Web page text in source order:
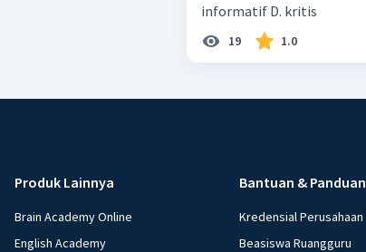
informatif D. kritis
19 1.0
Produk Lainnya
Brain Academy Online
English Academy
Bantuan & Panduan
Kredensial Perusahaan
Beasiswa Ruangguru